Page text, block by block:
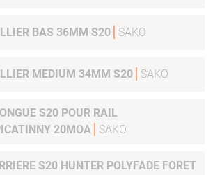
JEU DE COLLIER BAS 36MM S20 SAKO
JEU DE COLLIER MEDIUM 34MM S20 SAKO
S20 POUR RAIL
20MOA
SAKO
S20 HUNTER POLYFADE FORET